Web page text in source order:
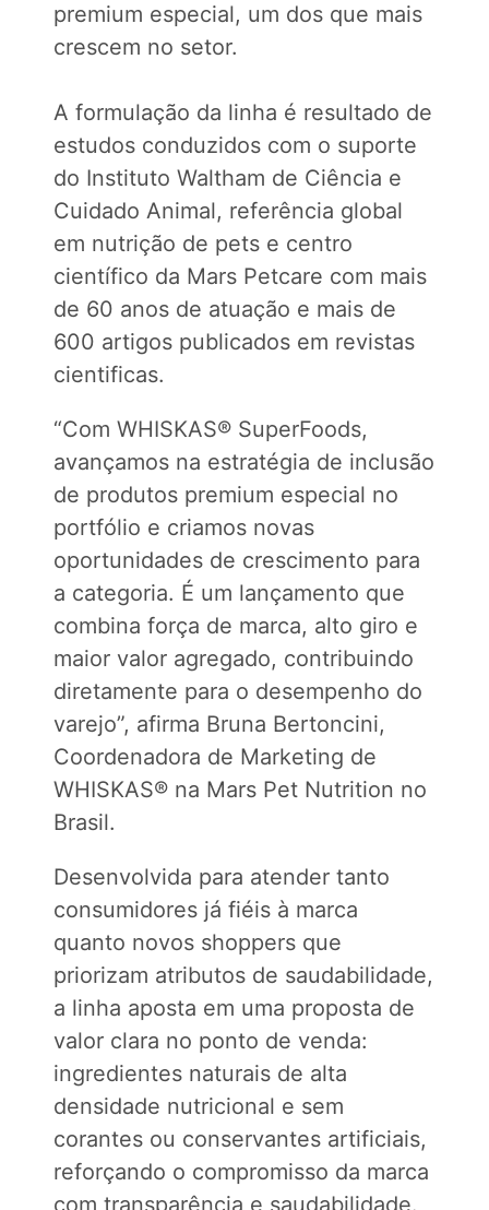
premium especial, um dos que mais
crescem no setor.
A formulação da linha é resultado de
estudos conduzidos com o suporte
do Instituto Waltham de Ciência e
Cuidado Animal, referência global
em nutrição de pets e centro
científico da Mars Petcare com mais
de 60 anos de atuação e mais de
600 artigos publicados em revistas
cientificas.
“Com WHISKAS® SuperFoods,
avançamos na estratégia de inclusão
de produtos premium especial no
portfólio e criamos novas
oportunidades de crescimento para
a categoria. É um lançamento que
combina força de marca, alto giro e
maior valor agregado, contribuindo
diretamente para o desempenho do
varejo”, afirma Bruna Bertoncini,
Coordenadora de Marketing de
WHISKAS® na Mars Pet Nutrition no
Brasil.
Desenvolvida para atender tanto
consumidores já fiéis à marca
quanto novos shoppers que
priorizam atributos de saudabilidade,
a linha aposta em uma proposta de
valor clara no ponto de venda:
ingredientes naturais de alta
densidade nutricional e sem
corantes ou conservantes artificiais,
reforçando o compromisso da marca